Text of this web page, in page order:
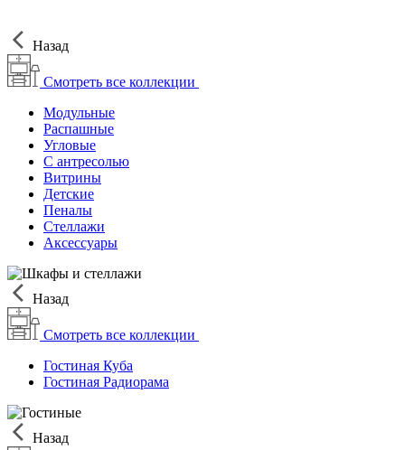
Назад
Смотреть все коллекции
Модульные
Распашные
Угловые
С антресолью
Витрины
Детские
Пеналы
Стеллажи
Аксессуары
Назад
Смотреть все коллекции
Гостиная Куба
Гостиная Радиорама
Назад